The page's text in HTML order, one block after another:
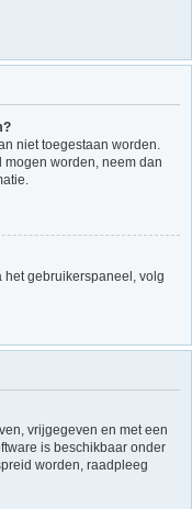
niet toegestaan worden.
worden, neem dan
gebruikerspaneel, volg
vrijgegeven en met een
is beschikbaar onder
worden, raadpleeg